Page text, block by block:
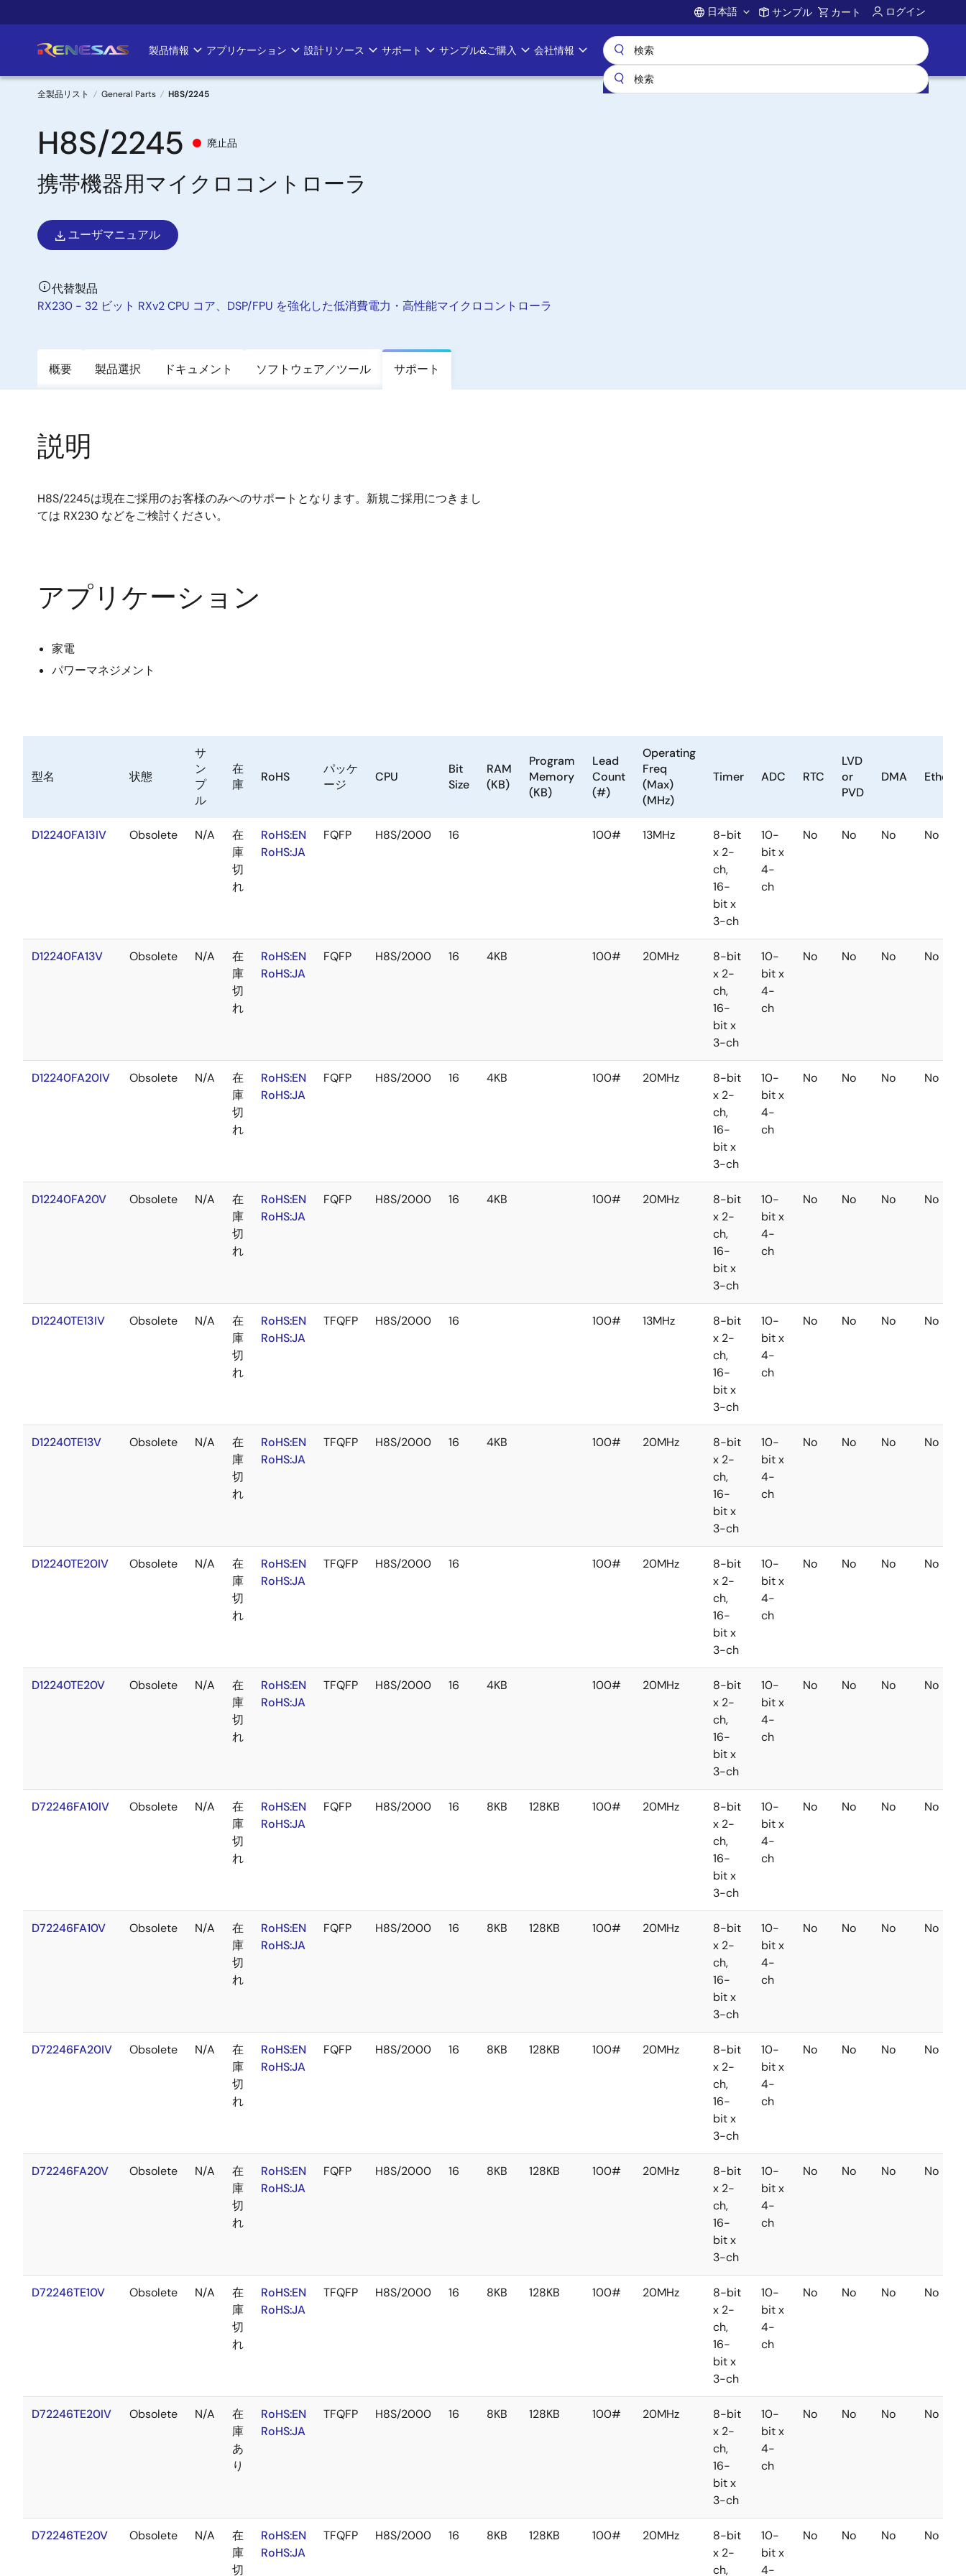
イ
ン
Account
日本語 サンプル カート ログイン
Main
navigation
製品情報 アプリケーション 設計リソース サポート サンプル&ご購入 会社情報
パ
ン
く
ず
全製品リスト General Parts H8S/2245
H8S/2245 廃止品
携帯機器用マイクロコントローラ
ユーザマニュアル
代替製品
RX230 - 32 ビット RXv2 CPU コア、DSP/FPU を強化した低消費電力・高性能マイクロコントローラ
概要 製品選択 ドキュメント ソフトウェア／ツール サポート
説明
H8S/2245は現在ご採用のお客様のみへのサポートとなります。新規ご採用につきまし
ては RX230 などをご検討ください。
アプリケーション
家電
パワーマネジメント
型名 状態
サ
ン
プ
ル
在
庫
RoHS
パッケ
ージ
CPU
Bit
Size
RAM
(KB)
Program
Memory
(KB)
Lead
Count
(#)
Operating
Freq
(Max)
(MHz)
Timer ADC RTC
LVD
or
PVD
DMA
D12240FA13IV Obsolete N/A
在
庫
切
れ
RoHS:EN
RoHS:JA
FQFP H8S/2000 16 100# 13MHz
8-bit
x 2-
ch,
16-
bit x
3-ch
10-
bit x
4-
ch
No No No No
D12240FA13V Obsolete N/A
在
庫
切
れ
RoHS:EN
RoHS:JA
FQFP H8S/2000 16 4KB 100# 20MHz
8-bit
x 2-
ch,
16-
bit x
3-ch
10-
bit x
4-
ch
No No No No
D12240FA20IV Obsolete N/A
在
庫
切
れ
RoHS:EN
RoHS:JA
FQFP H8S/2000 16 4KB 100# 20MHz
8-bit
x 2-
ch,
16-
bit x
3-ch
10-
bit x
4-
ch
No No No No
D12240FA20V Obsolete N/A
在
庫
切
れ
RoHS:EN
RoHS:JA
FQFP H8S/2000 16 4KB 100# 20MHz
8-bit
x 2-
ch,
16-
bit x
3-ch
10-
bit x
4-
ch
No No No No
D12240TE13IV Obsolete N/A
在
庫
切
れ
RoHS:EN
RoHS:JA
TFQFP H8S/2000 16 100# 13MHz
8-bit
x 2-
ch,
16-
bit x
3-ch
10-
bit x
4-
ch
No No No No
D12240TE13V Obsolete N/A
在
庫
切
れ
RoHS:EN
RoHS:JA
TFQFP H8S/2000 16 4KB 100# 20MHz
8-bit
x 2-
ch,
16-
bit x
3-ch
10-
bit x
4-
ch
No No No No
D12240TE20IV Obsolete N/A
在
庫
切
れ
RoHS:EN
RoHS:JA
TFQFP H8S/2000 16 100# 20MHz
8-bit
x 2-
ch,
16-
bit x
3-ch
10-
bit x
4-
ch
No No No No
D12240TE20V Obsolete N/A
在
庫
切
れ
RoHS:EN
RoHS:JA
TFQFP H8S/2000 16 4KB 100# 20MHz
8-bit
x 2-
ch,
16-
bit x
3-ch
10-
bit x
4-
ch
No No No No
D72246FA10IV Obsolete N/A
在
庫
切
れ
RoHS:EN
RoHS:JA
FQFP H8S/2000 16 8KB 128KB 100# 20MHz
8-bit
x 2-
ch,
16-
bit x
3-ch
10-
bit x
4-
ch
No No No No
D72246FA10V Obsolete N/A
在
庫
切
れ
RoHS:EN
RoHS:JA
FQFP H8S/2000 16 8KB 128KB 100# 20MHz
8-bit
x 2-
ch,
16-
bit x
3-ch
10-
bit x
4-
ch
No No No No
D72246FA20IV Obsolete N/A
在
庫
切
れ
RoHS:EN
RoHS:JA
FQFP H8S/2000 16 8KB 128KB 100# 20MHz
8-bit
x 2-
ch,
16-
bit x
3-ch
10-
bit x
4-
ch
No No No No
D72246FA20V Obsolete N/A
在
庫
切
れ
RoHS:EN
RoHS:JA
FQFP H8S/2000 16 8KB 128KB 100# 20MHz
8-bit
x 2-
ch,
16-
bit x
3-ch
10-
bit x
4-
ch
No No No No
D72246TE10V Obsolete N/A
在
庫
切
れ
RoHS:EN
RoHS:JA
TFQFP H8S/2000 16 8KB 128KB 100# 20MHz
8-bit
x 2-
ch,
16-
bit x
3-ch
10-
bit x
4-
ch
No No No No
D72246TE20IV Obsolete N/A
在
庫
あ
り
RoHS:EN
RoHS:JA
TFQFP H8S/2000 16 8KB 128KB 100# 20MHz
8-bit
x 2-
ch,
16-
bit x
3-ch
10-
bit x
4-
ch
No No No No
D72246TE20V Obsolete N/A
在
庫
切
RoHS:EN
RoHS:JA
TFQFP H8S/2000 16 8KB 128KB 100# 20MHz
8-bit
x 2-
ch,
10-
bit x
4-
No No No No